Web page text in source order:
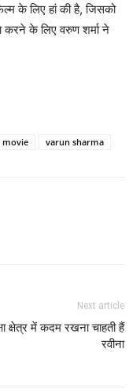
के लिए हां की है, जिसको
करने के लिए वरुण शर्मा ने
movie varun sharma
Next article
क्षेत्र में कदम रखना चाहती हैं
रवीना